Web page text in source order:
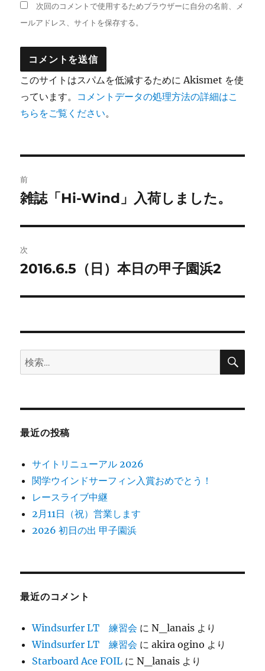
次回のコメントで使用するためブラウザーに自分の名前、メ
ールアドレス、サイトを保存する。
このサイトはスパムを低減するために Akismet を使
っています。 コメントデータの処理方法の詳細はこ
ちらをご覧ください。
稿
ビ
ゲ
ー
ン
前
前
投
稿:
雑誌「Hi-Wind」入荷しました。
次
次
投
2016.6.5（日）本日の甲子園浜2
検
索:
検
最近の投稿
サイトリニューアル 2026
関学ウインドサーフィン入賞おめでとう！
レースライブ中継
2月11日（祝）営業します
2026 初日の出 甲子園浜
最近のコメント
Windsurfer LT 練習会 にN_lanais より
Windsurfer LT 練習会 にakira ogino より
Starboard Ace FOIL にN_lanais より